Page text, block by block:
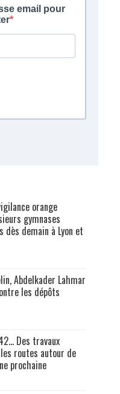
orange
gymnases
dès demain à Lyon et
Abdelkader Lahmar
les dépôts
Des travaux
routes autour de
prochaine